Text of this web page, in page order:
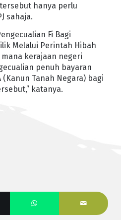
hanya perlu
sahaja.
Fi Bagi
Melalui Perintah Hibah
kerajaan negeri
penuh bayaran
Tanah Negara) bagi
katanya.